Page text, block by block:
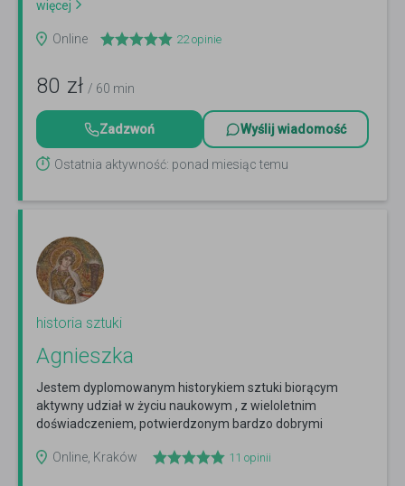
więcej
Online 22opinie
80 zł / 60 min
Zadzwoń Wyślij wiadomość
Ostatnia aktywność: ponad miesiąc temu
historia sztuki
Agnieszka
Jestem dyplomowanym historykiem sztuki biorącym
aktywny udział w życiu naukowym , z wieloletnim
doświadczeniem, potwierdzonym bardzo dobrymi
Online, Kraków
11 opinii